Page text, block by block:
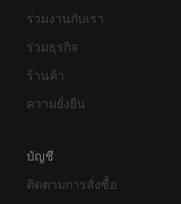
ร่วมงานกับเรา
ร่วมธุรกิจ
ร้านค้า
ความยั่งยืน
บัญชี
ติดตามการสั่งซื้อ